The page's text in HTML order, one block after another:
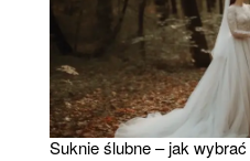
Suknie ślubne – jak